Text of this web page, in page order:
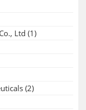
Ltd (1)
(2)